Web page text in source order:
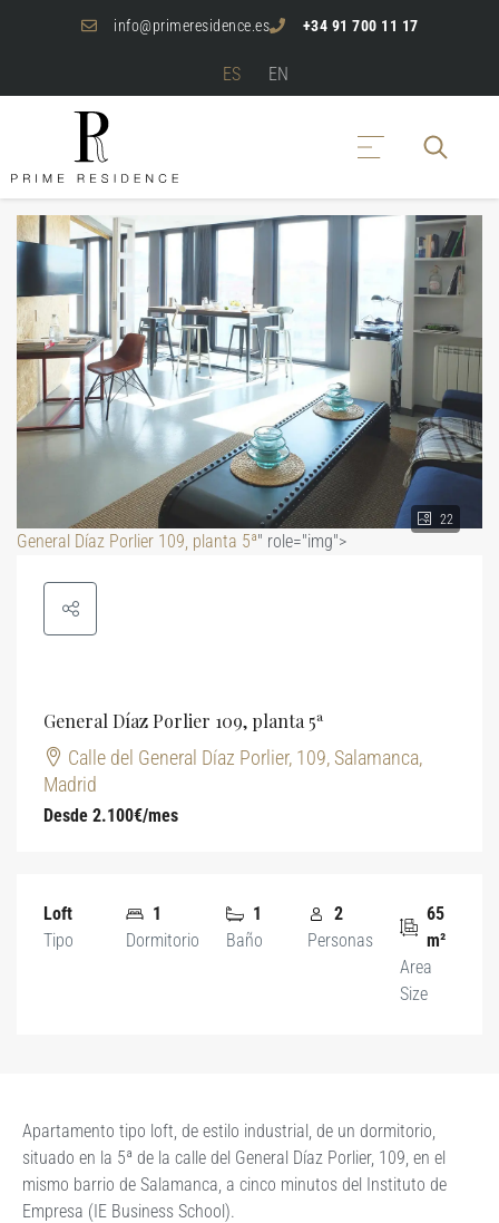
info@primeresidence.es +34 91 700 11 17
ES EN
22
General Díaz Porlier 109, planta 5ª" role="img">
General Díaz Porlier 109, planta 5ª
Calle del General Díaz Porlier, 109, Salamanca,
Madrid
Desde 2.100€/mes
Loft
Tipo
1
Dormitorio
1
Baño
2
Personas
65
m²
Area
Size
Apartamento tipo loft, de estilo industrial, de un dormitorio,
situado en la 5ª de la calle del General Díaz Porlier, 109, en el
mismo barrio de Salamanca, a cinco minutos del Instituto de
Empresa (IE Business School).